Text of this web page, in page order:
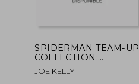
SPIDERMAN TEAM-UP
COLLECTION:
SPIDERMAN Y
MASACRE
JOE KELLY